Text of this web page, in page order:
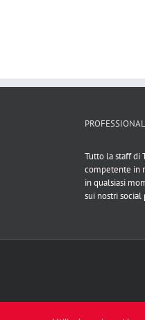
Tutto la staff di
competente in
in qualsiasi
sui nostri